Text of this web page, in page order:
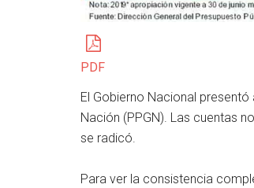
PDF
El Gobierno Nacional
Nación (PPGN). Las cuentas
se radicó.
Para ver la consistencia